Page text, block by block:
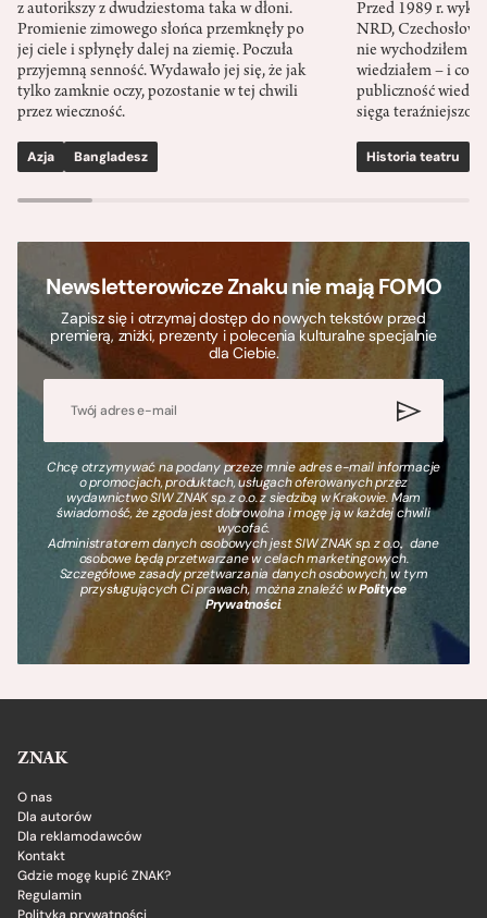
z autorikszy z dwudziestoma taka w dłoni.
Promienie zimowego słońca przemknęły po
jej ciele i spłynęły dalej na ziemię. Poczuła
przyjemną senność. Wydawało jej się, że jak
tylko zamknie oczy, pozostanie w tej chwili
przez wieczność.
Azja Bangladesz
Przed 1989 r.
NRD,
nie wychodziłem
wiedziałem – i co
publiczność
sięga
Historia teatru
Newsletterowicze Znaku nie mają FOMO
Zapisz się i otrzymaj dostęp do nowych tekstów przed
premierą, zniżki, prezenty i polecenia kulturalne specjalnie
dla Ciebie.
Chcę otrzymywać na podany przeze mnie adres e-mail informacje
o promocjach, produktach, usługach oferowanych przez
wydawnictwo SIW ZNAK sp. z o.o. z siedzibą w Krakowie. Mam
świadomość, że zgoda jest dobrowolna i mogę ją w każdej chwili
wycofać.
Administratorem danych osobowych jest SIW ZNAK sp. z o.o., dane
osobowe będą przetwarzane w celach marketingowych.
Szczegółowe zasady przetwarzania danych osobowych, w tym
przysługujących Ci prawach, można znaleźć wPolityce
Prywatności.
ZNAK
O nas
Dla autorów
Dla reklamodawców
Kontakt
Gdzie mogę kupić ZNAK?
Regulamin